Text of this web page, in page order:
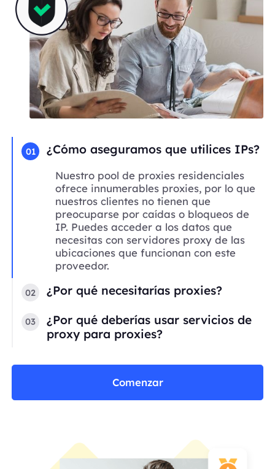
01 ¿Cómo aseguramos que utilices IPs?
Nuestro pool de proxies residenciales
ofrece innumerables proxies, por lo que
nuestros clientes no tienen que
preocuparse por caídas o bloqueos de
IP. Puedes acceder a los datos que
necesitas con servidores proxy de las
ubicaciones que funcionan con este
proveedor.
02 ¿Por qué necesitarías proxies?
03
¿Por qué deberías usar servicios de
proxy para proxies?
Comenzar